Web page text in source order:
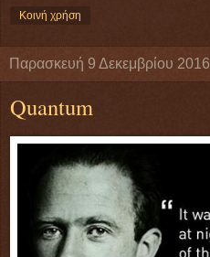
Κοινή χρήση
Παρασκευή 9 Δεκεμβρίου 2016
Quantum